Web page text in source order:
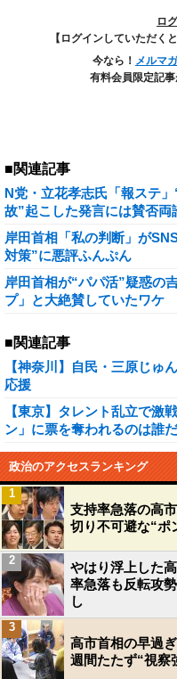
ロ
【ログインしていただく
今なら！ メルマ
有料会員限定記事
■関連記事
N党・立花孝志氏「報ステ
故”起こした発言には賛否両
岸田首相「私の判断」が
対策”に悪評ふんぷん
岸田首相が“パパ活”疑惑の
プ」と大絶賛していたワケ
■関連記事
【神奈川】自民・三原じゅ
応援
【東京】タレント乱立で激
ン」に票を奪われるのは誰だ
政治のアクセスランキング
支持率急落の高
切り不可避な“ポ
1
やはり浮上した
率急落も反転攻
し
2
高市首相の早過
週間たたず“視察
3